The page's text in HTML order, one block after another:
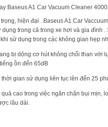
Baseus A1 Car Vacuum Cleaner
hiện đại . Baseus A1 Car
trong cả trong xe hơi và gia đình
sử dụng trong các không gian hẹp
bị dộng cơ hút không chổi than với
ồn đến 65dB
gian sử dụng liên tục lên đến 25
cao trong việc ngăn chặn bụi mịn,
lâu dài.